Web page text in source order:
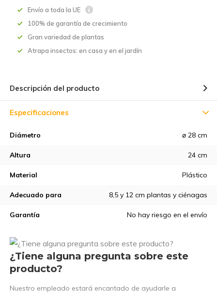
Envío a toda la UE
100% de garantía de crecimiento
Gran variedad de plantas
Atrapa insectos: en casa y en el jardín
Descripción del producto
Especificaciones
Diámetro ⌀ 28 cm
Altura 24 cm
Material Plástico
Adecuado para 8,5 y 12 cm plantas y ciénagas
Garantía No hay riesgo en el envío
¿Tiene alguna pregunta sobre este
producto?
Nuestro empleado estará encantado de ayudarle a